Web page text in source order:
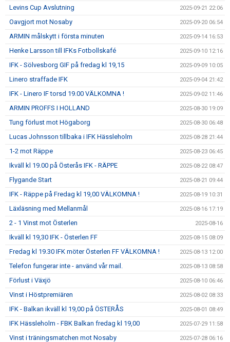
Levins Cup Avslutning 2025-09-21 22:06
Oavgjort mot Nosaby 2025-09-20 06:54
ARMIN målskytt i första minuten 2025-09-14 16:53
Henke Larsson till IFKs Fotbollskafé 2025-09-10 12:16
IFK - Sölvesborg GIF på fredag kl 19,15 2025-09-09 10:05
Linero straffade IFK 2025-09-04 21:42
IFK - Linero IF torsd 19.00 VÄLKOMNA ! 2025-09-02 11:46
ARMIN PROFFS I HOLLAND 2025-08-30 19:09
Tung förlust mot Högaborg 2025-08-30 06:48
Lucas Johnsson tillbaka i IFK Hässleholm 2025-08-28 21:44
1-2 mot Räppe 2025-08-23 06:45
Ikväll kl 19.00 på Österås IFK - RÄPPE 2025-08-22 08:47
Flygande Start 2025-08-21 09:44
IFK - Räppe på Fredag kl 19,00 VÄLKOMNA ! 2025-08-19 10:31
Läxläsning med Mellanmål 2025-08-16 17:19
2 - 1 Vinst mot Österlen 2025-08-16
Ikväll kl 19,30 IFK - Österlen FF 2025-08-15 08:09
Fredag kl 19.30 IFK möter Österlen FF VÄLKOMNA ! 2025-08-13 12:00
Telefon fungerar inte - använd vår mail. 2025-08-13 08:58
Förlust i Växjö 2025-08-10 06:46
Vinst i Höstpremiären 2025-08-02 08:33
IFK - Balkan ikväll kl 19,00 på ÖSTERÅS 2025-08-01 08:49
IFK Hässleholm - FBK Balkan fredag kl 19,00 2025-07-29 11:58
Vinst i träningsmatchen mot Nosaby 2025-07-28 06:16